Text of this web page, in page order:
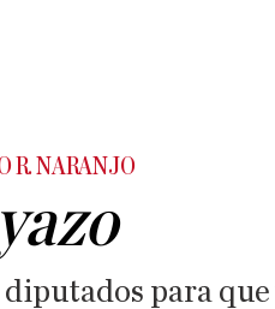
R. NARANJO
para